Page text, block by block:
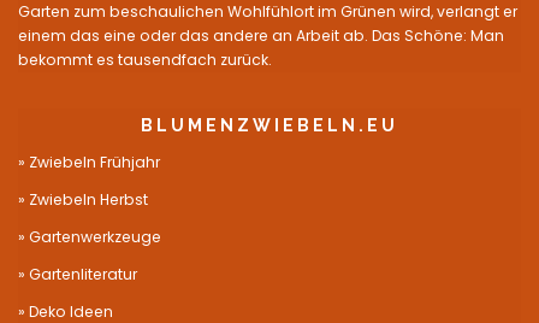
Garten zum beschaulichen Wohlfühlort im Grünen wird, verlangt er
einem das eine oder das andere an Arbeit ab. Das Schöne: Man
bekommt es tausendfach zurück.
BLUMENZWIEBELN.EU
Zwiebeln Frühjahr
Zwiebeln Herbst
Gartenwerkzeuge
Gartenliteratur
Deko Ideen